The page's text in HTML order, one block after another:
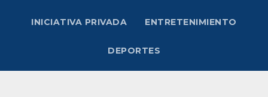
INICIATIVA PRIVADA ENTRETENIMIENTO
DEPORTES